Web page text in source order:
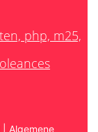
Algemene